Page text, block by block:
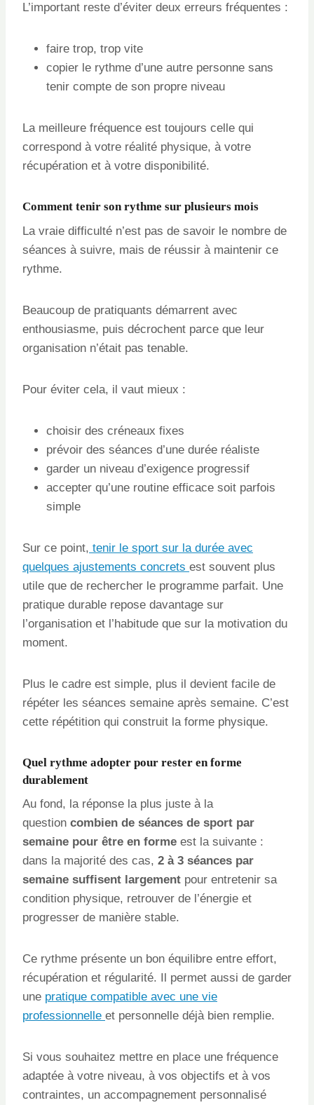
L’important reste d’éviter deux erreurs fréquentes :
faire trop, trop vite
copier le rythme d’une autre personne sans
tenir compte de son propre niveau
La meilleure fréquence est toujours celle qui
correspond à votre réalité physique, à votre
récupération et à votre disponibilité.
Comment tenir son rythme sur plusieurs mois
La vraie difficulté n’est pas de savoir le nombre de
séances à suivre, mais de réussir à maintenir ce
rythme.
Beaucoup de pratiquants démarrent avec
enthousiasme, puis décrochent parce que leur
organisation n’était pas tenable.
Pour éviter cela, il vaut mieux :
choisir des créneaux fixes
prévoir des séances d’une durée réaliste
garder un niveau d’exigence progressif
accepter qu’une routine efficace soit parfois
simple
Sur ce point, tenir le sport sur la durée avec
quelques ajustements concrets est souvent plus
utile que de rechercher le programme parfait. Une
pratique durable repose davantage sur
l’organisation et l’habitude que sur la motivation du
moment.
Plus le cadre est simple, plus il devient facile de
répéter les séances semaine après semaine. C’est
cette répétition qui construit la forme physique.
Quel rythme adopter pour rester en forme
durablement
Au fond, la réponse la plus juste à la
question combien de séances de sport par
semaine pour être en forme est la suivante :
dans la majorité des cas, 2 à 3 séances par
semaine suffisent largement pour entretenir sa
condition physique, retrouver de l’énergie et
progresser de manière stable.
Ce rythme présente un bon équilibre entre effort,
récupération et régularité. Il permet aussi de garder
une pratique compatible avec une vie
professionnelle et personnelle déjà bien remplie.
Si vous souhaitez mettre en place une fréquence
adaptée à votre niveau, à vos objectifs et à vos
contraintes, un accompagnement personnalisé